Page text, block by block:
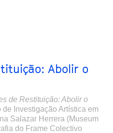
Abolir o
de Restituição: Abolir o
de Investigação Artística em
Salazar Herrera (Museum
do Frame Colectivo